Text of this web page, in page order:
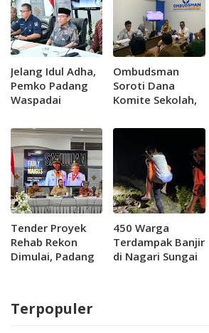
Jelang Idul Adha,
Pemko Padang
Waspadai
Pangan dan Tiket
Pesawat
Ombudsman
Soroti Dana
Komite Sekolah,
Sumbar Benahi
Pendidikan
Tender Proyek
Rehab Rekon
Dimulai, Padang
Pusat
450 Warga
Terdampak Banjir
di Nagari Sungai
Terpopuler